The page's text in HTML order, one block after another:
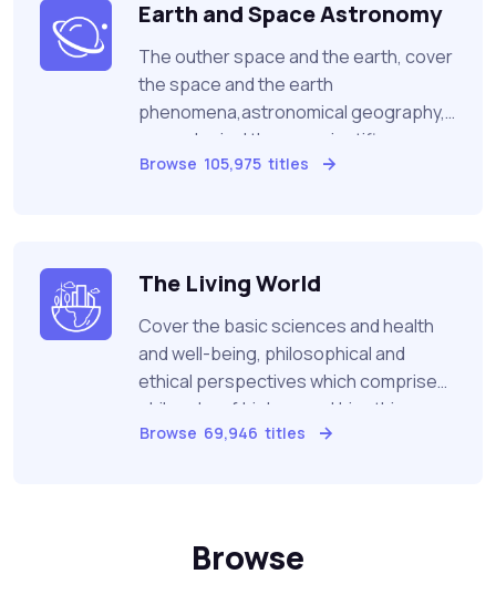
Earth and Space Astronomy
The outher space and the earth, cover
the space and the earth
phenomena,astronomical geography,
cosmological theory, scientific
cosmology which is the study of the
Browse 105,975 titles
The Living World
Cover the basic sciences and health
and well-being, philosophical and
ethical perspectives which comprise
philosohy of biology and bioethics :
biological sciences in flossils and
Browse 69,946 titles
Browse